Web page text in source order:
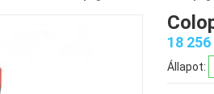
18
Állapot: